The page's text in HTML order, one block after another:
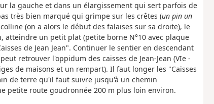
la gauche et dans un élargissement qui sert parfois de
très bien marqué qui grimpe sur les crêtes (un pin un
(on a alors le début des falaises sur sa droite), le
un petit plat (petite borne N°10 avec plaque
de Jean Jean". Continuer le sentier en descendant
retrouver l'oppidum des caisses de Jean-Jean (VIe -
de maisons et un rempart). Il faut longer les "Caisses
de terre qu'il faut suivre jusqu'à un chemin
petite route goudronnée 200 m plus loin environ.